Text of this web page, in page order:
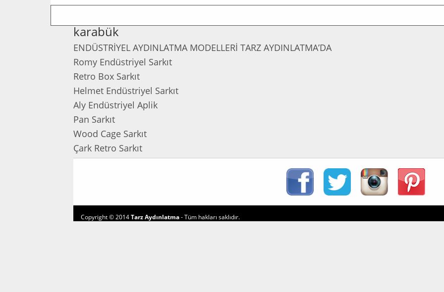
karabük
ENDÜSTRİYEL AYDINLATMA MODELLERİ TARZ AYDINLATMA’DA
Romy Endüstriyel Sarkıt
Retro Box Sarkıt
Helmet Endüstriyel Sarkıt
Aly Endüstriyel Aplik
Pan Sarkıt
Wood Cage Sarkıt
Çark Retro Sarkıt
Copyright © 2014Tarz Aydınlatma- Tüm hakları saklıdır.